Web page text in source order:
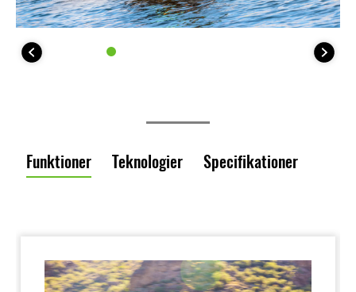
Funktioner Teknologier Specifikationer